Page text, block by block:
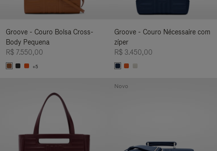
Groove - Couro Bolsa Cross-
Body Pequena
R$ 7.550,00
+5
Groove - Couro Nécessaire com
zíper
R$ 3.450,00
Novo